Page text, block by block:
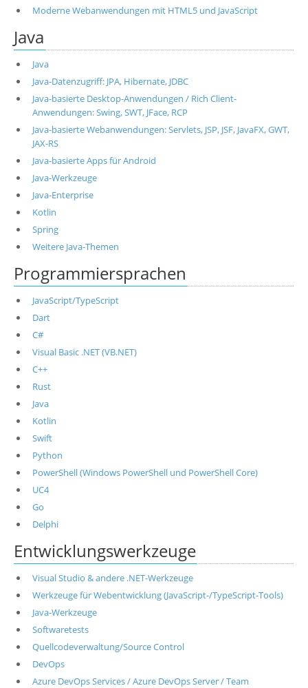
Moderne Webanwendungen mit HTML5 und JavaScript
Java
Java
Java-Datenzugriff: JPA, Hibernate, JDBC
Java-basierte Desktop-Anwendungen / Rich Client-
Anwendungen: Swing, SWT, JFace, RCP
Java-basierte Webanwendungen: Servlets, JSP, JSF, JavaFX, GWT,
JAX-RS
Java-basierte Apps für Android
Java-Werkzeuge
Java-Enterprise
Kotlin
Spring
Weitere Java-Themen
Programmiersprachen
JavaScript/TypeScript
Dart
C#
Visual Basic .NET (VB.NET)
C++
Rust
Java
Kotlin
Swift
Python
PowerShell (Windows PowerShell und PowerShell Core)
UC4
Go
Delphi
Entwicklungswerkzeuge
Visual Studio & andere .NET-Werkzeuge
Werkzeuge für Webentwicklung (JavaScript-/TypeScript-Tools)
Java-Werkzeuge
Softwaretests
Quellcodeverwaltung/Source Control
DevOps
Azure DevOps Services / Azure DevOps Server / Team